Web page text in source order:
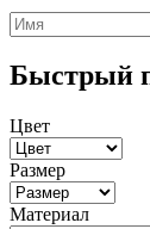
Быстрый
Цвет
Размер
Материал